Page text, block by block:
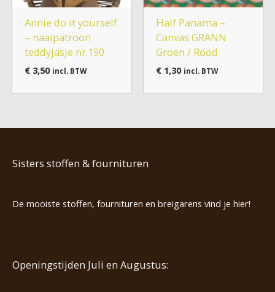
Annie do it yourself
– naaipatroon
teddyjasje nr.190
€3,50 incl. BTW
Half Panama –
Canvas GRANN
Groen / Rood
€1,30 incl. BTW
Sisters stoffen & fournituren
De mooiste stoffen, fournituren en breigarens vind je hier!
Openingstijden Juli en Augustus: